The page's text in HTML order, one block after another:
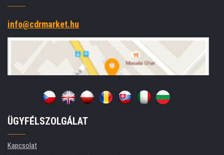
info@cdrmarket.hu
ÜGYFÉLSZOLGÁLAT
Kapcsolat